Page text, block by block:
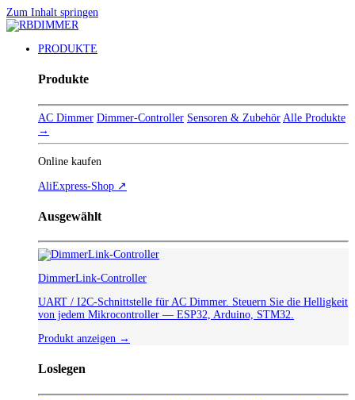
Zum Inhalt springen
PRODUKTE
Produkte
AC Dimmer Dimmer-Controller Sensoren & Zubehör Alle Produkte
→
Online kaufen
AliExpress-Shop ↗
Ausgewählt
DimmerLink-Controller
UART / I2C-Schnittstelle für AC Dimmer. Steuern Sie die Helligkeit
von jedem Mikrocontroller — ESP32, Arduino, STM32.
Produkt anzeigen →
Loslegen